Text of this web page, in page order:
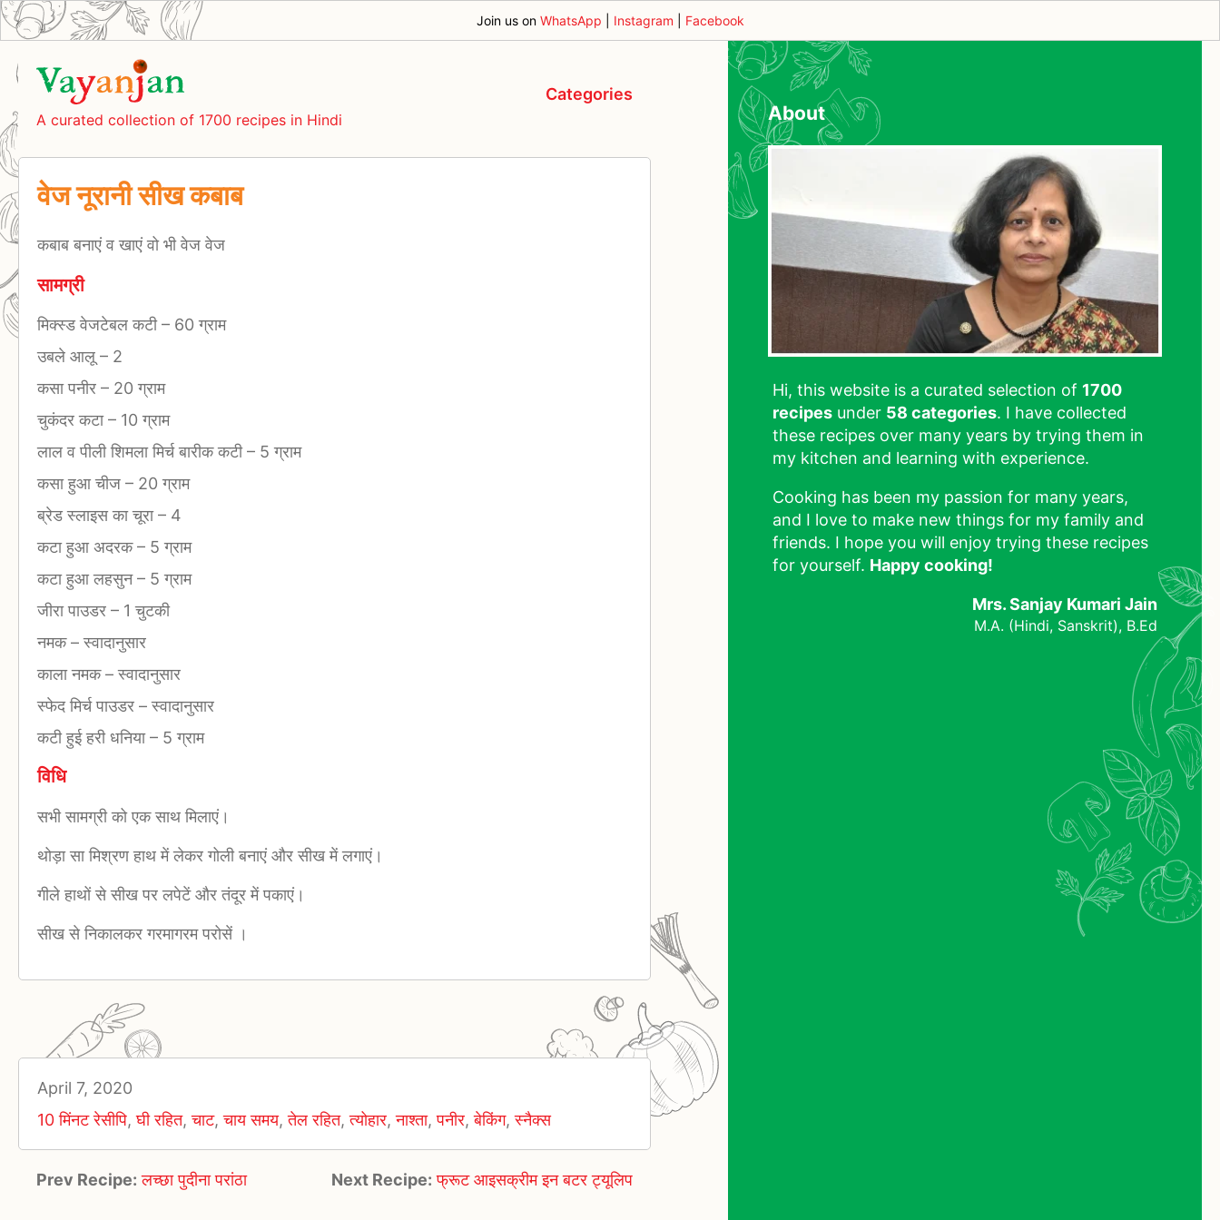
Join us on WhatsApp Instagram Facebook
A curated collection of 1700 recipes in Hindi
Categories
वेज नूरानी सीख कबाब
कबाब बनाएं व खाएं वो भी वेज वेज
सामग्री
मिक्स्ड वेजटेबल कटी– 60 ग्राम
उबले आलू – 2
कसा पनीर – 20 ग्राम
चुकंदर कटा– 10 ग्राम
लाल व पीली शिमला मिर्च बारीक कटी– 5 ग्राम
कसा हुआ चीज – 20 ग्राम
ब्रेड स्लाइस का चूरा– 4
कटा हुआ अदरक– 5 ग्राम
कटा हुआ लहसुन– 5 ग्राम
जीरा पाउडर – 1 चुटकी
नमक–स्वादानुसार
काला नमक–स्वादानुसार
स्फेद मिर्च पाउडर –स्वादानुसार
कटी हुई हरी धनिया– 5 ग्राम
विधि
सभी सामग्री को एक साथ मिलाएं।
थोड़ा सा मिश्रण हाथ में लेकर गोली बनाएं और सीख में लगाएं।
गीले हाथों से सीख पर लपेटें और तंदूर में पकाएं।
सीख से निकालकर गरमागरम परोसें ।
April 7, 2020
10 मिंनट रेसीपि,घी रहित,चाट,चाय समय,तेल रहित,त्योहार,नाश्ता,पनीर,बेकिंग,स्नैक्स
Prev Recipe: लच्छा पुदीना परांठा Next Recipe: फ्रूट आइसक्रीम इन बटर ट्यूलिप
About
Hi, this website is a curated selection of 1700
recipes under 58 categories. I have collected
these recipes over many years by trying them in
my kitchen and learning with experience.
Cooking has been my passion for many years,
and I love to make new things for my family and
friends. I hope you will enjoy trying these recipes
for yourself. Happy cooking!
Mrs. Sanjay Kumari Jain
M.A. (Hindi, Sanskrit), B.Ed